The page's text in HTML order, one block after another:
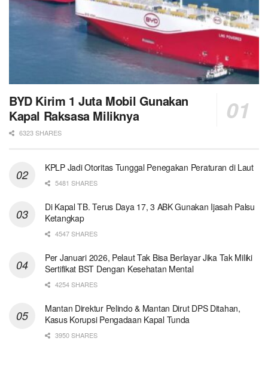
BYD Kirim 1 Juta Mobil Gunakan
Kapal Raksasa Miliknya
6323 SHARES
KPLP Jadi Otoritas Tunggal Penegakan Peraturan di Laut
5481 SHARES
Di Kapal TB. Terus Daya 17, 3 ABK Gunakan Ijasah Palsu
Ketangkap
4547 SHARES
Per Januari 2026, Pelaut Tak Bisa Berlayar Jika Tak Miliki
Sertifikat BST Dengan Kesehatan Mental
4254 SHARES
Mantan Direktur Pelindo & Mantan Dirut DPS Ditahan,
Kasus Korupsi Pengadaan Kapal Tunda
3950 SHARES